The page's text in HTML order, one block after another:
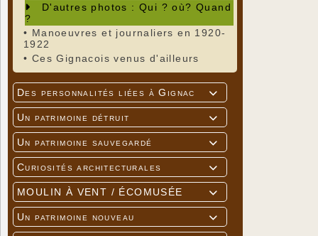
D'autres photos : Qui ? où? Quand
?
• Manoeuvres et journaliers en 1920-
1922
• Ces Gignacois venus d'ailleurs

Des personnalités liées à Gignac

Un patrimoine détruit

Un patrimoine sauvegardé

Curiosités architecturales

MOULIN À VENT / ÉCOMUSÉE

Un patrimoine nouveau